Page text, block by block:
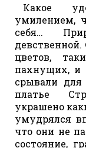
Какое
умилением,
себя…
цветов,
пахнущих, и
срывали для
платье
украшено
умудрялся
что они не
состояние,